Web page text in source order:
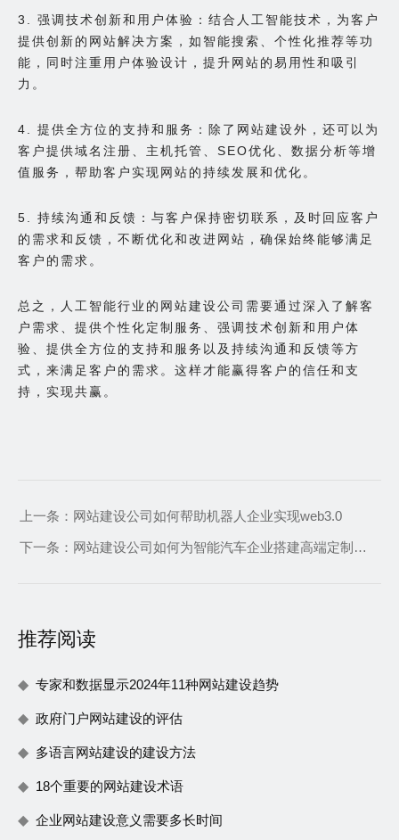
3. 强调技术创新和用户体验：结合人工智能技术，为客户
提供创新的网站解决方案，如智能搜索、个性化推荐等功
能，同时注重用户体验设计，提升网站的易用性和吸引
力。
4. 提供全方位的支持和服务：除了网站建设外，还可以为
客户提供域名注册、主机托管、SEO优化、数据分析等增
值服务，帮助客户实现网站的持续发展和优化。
5. 持续沟通和反馈：与客户保持密切联系，及时回应客户
的需求和反馈，不断优化和改进网站，确保始终能够满足
客户的需求。
总之，人工智能行业的网站建设公司需要通过深入了解客
户需求、提供个性化定制服务、强调技术创新和用户体
验、提供全方位的支持和服务以及持续沟通和反馈等方
式，来满足客户的需求。这样才能赢得客户的信任和支
持，实现共赢。
上一条： 网站建设公司如何帮助机器人企业实现web3.0
下一条： 网站建设公司如何为智能汽车企业搭建高端定制型网站
推荐阅读
专家和数据显示2024年11种网站建设趋势
政府门户网站建设的评估
多语言网站建设的建设方法
18个重要的网站建设术语
企业网站建设意义需要多长时间